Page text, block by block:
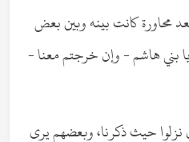
محاورة كانت بينه وبين بعض
يا بني هاشم - وإن خرجتم معنا -
نزلوا حيث ذكرنا، وبعضهم يرى